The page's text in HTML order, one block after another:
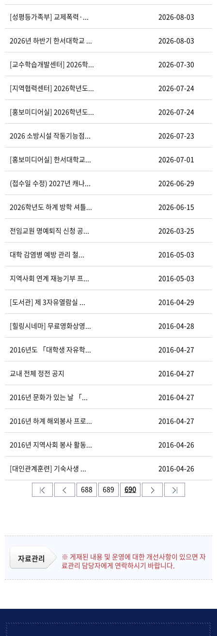
[성평등가족부] 교제폭력·... 2026-08-03
2026년 하반기 한서대학교 ... 2026-08-03
[교수학습개발센터] 2026학... 2026-07-30
[지역협력센터] 2026학년도... 2026-07-24
[홍보미디어실] 2026학년도... 2026-07-24
2026 소방시설 작동기능점... 2026-07-23
[홍보미디어실] 한서대학교... 2026-07-01
(접수일 수정) 2027년 캐나... 2026-06-29
2026학년도 하계 방학 셔틀... 2026-06-15
전임교원 명예퇴직 신청 공... 2026-03-25
대학 감염병 예방 관리 철... 2016-05-03
지역사회 연계 재능기부 프... 2016-05-03
[도서관] 제 3자유열람실 ... 2016-04-29
[힐링시네마] 무료영화상영... 2016-04-28
2016년도 「대학생 자유학... 2016-04-27
교내 전체 정전 공지 2016-04-27
2016년 문화가 있는 날 「... 2016-04-27
2016년 하계 해외봉사 프로... 2016-04-27
2016년 지역사회 봉사 활동... 2016-04-26
[대인관계훈련] 기숙사생 ... 2016-04-26
688 689 690
자료관리
※ 게재된 내용 및 운영에 대한 개선사항이 있으면 자
료관리 담당자에게 연락하시기 바랍니다.